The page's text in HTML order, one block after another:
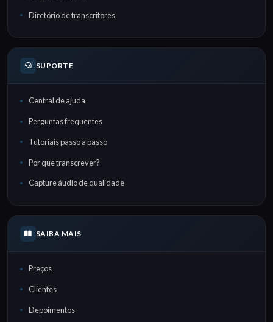
Diretório de transcritores
SUPORTE
Central de ajuda
Perguntas frequentes
Tutoriais passo a passo
Por que transcrever?
Capture áudio de qualidade
SAIBA MAIS
Preços
Clientes
Depoimentos